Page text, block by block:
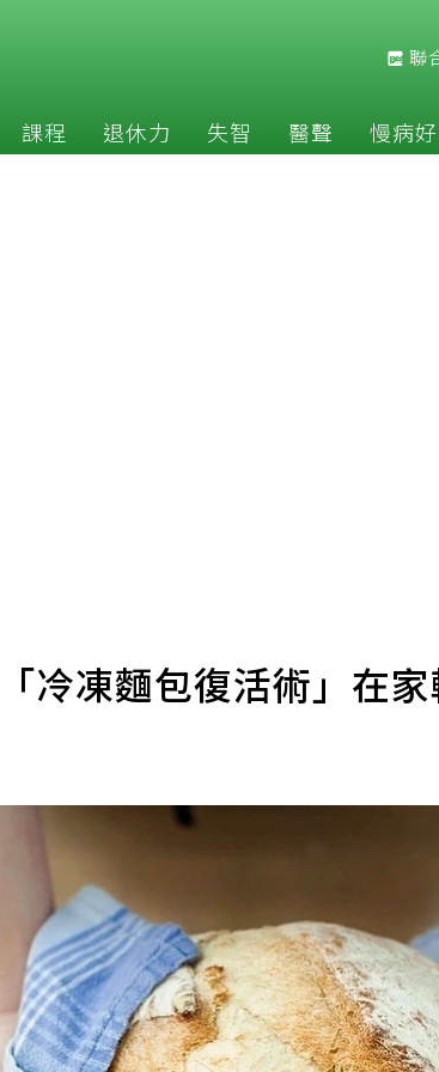
聯
課程 退休力 失智 醫聲 慢病
冷凍麵包復活術」在